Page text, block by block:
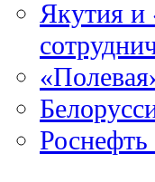
Якутия и
Роснефть